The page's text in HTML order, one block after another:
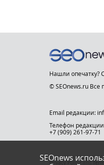
SEOnews
Нашли опечатку?
© SEOnews.ru
Email редакции:
Телефон
+7 (909) 261-97-71
This site is protected
Privacy Policyand